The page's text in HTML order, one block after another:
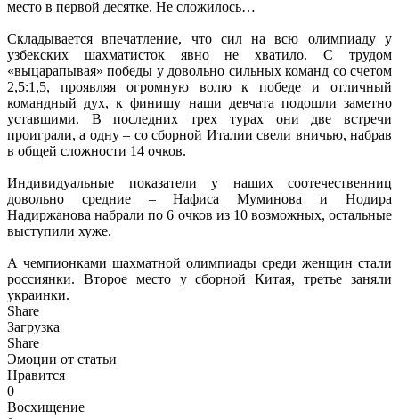
место в первой десятке. Не сложилось…
Складывается впечатление, что сил на всю олимпиаду у
узбекских шахматисток явно не хватило. С трудом
«выцарапывая» победы у довольно сильных команд со счетом
2,5:1,5, проявляя огромную волю к победе и отличный
командный дух, к финишу наши девчата подошли заметно
уставшими. В последних трех турах они две встречи
проиграли, а одну – со сборной Италии свели вничью, набрав
в общей сложности 14 очков.
Индивидуальные показатели у наших соотечественниц
довольно средние – Нафиса Муминова и Нодира
Надиржанова набрали по 6 очков из 10 возможных, остальные
выступили хуже.
А чемпионками шахматной олимпиады среди женщин стали
россиянки. Второе место у сборной Китая, третье заняли
украинки.
Share
Загрузка
Share
Эмоции от статьи
Нравится
0
Восхищение